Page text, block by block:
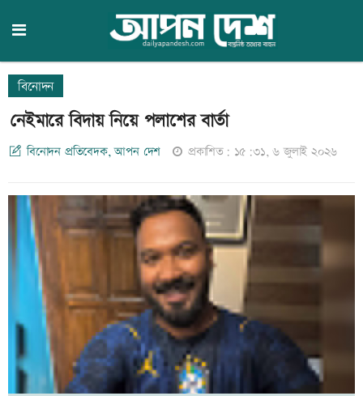
বিনোদন
নেইমারে বিদায় নিয়ে পলাশের বার্তা
বিনোদন প্রতিবেদক, আপন দেশ প্রকাশিত: ১৫:৩১, ৬ জুলাই ২০২৬